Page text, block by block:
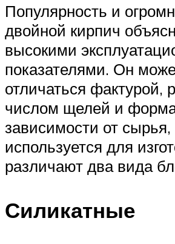
Популярность и
двойной кирпич
высокими
показателями. Он
отличаться фактурой,
числом щелей и
зависимости от сырья,
используется для
различают два вида
Силикатные